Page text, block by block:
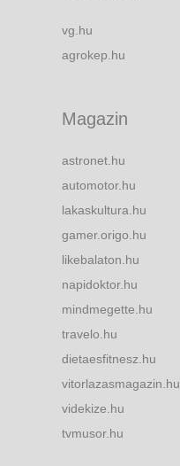
vg.hu
agrokep.hu
Magazin
astronet.hu
automotor.hu
lakaskultura.hu
gamer.origo.hu
likebalaton.hu
napidoktor.hu
mindmegette.hu
travelo.hu
dietaesfitnesz.hu
vitorlazasmagazin.hu
videkize.hu
tvmusor.hu